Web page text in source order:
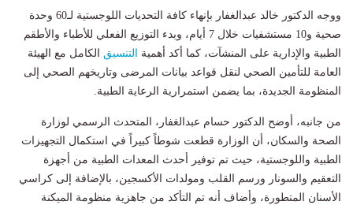
ووجه الدكتور خالد عبدالغفار بإنهاء كافة التحديات اللوجستية لـ60 وحدة
صحية و10 مستشفيات خلال 7 أيام، وبدء التوزيع الفعلي للأطباء والأطقم
الطبية والإدارية على المنشآت، كما أكد أهمية
التنسيق الكامل مع الهيئة
العامة للتأمين الصحي لنقل قواعد بيانات المرضى وتاريخهم الصحي إلى
المنظومة الجديدة، بما يضمن استمرارية الرعاية الطبية.
من جانبه، أوضح الدكتور حسام عبدالغفار، المتحدث الرسمي لوزارة
الصحة والسكان، أن الوزارة قطعت شوطاً كبيراً في استكمال التجهيزات
الطبية واللوجستية، حيث تم توفير أحدث المعدات الطبية من أجهزة
التعقيم والسونار ورسم القلب ومولدات الأكسجين، بالإضافة إلى كراسي
الأسنان المتطورة، وأضاف أنه تم التأكد من جاهزية منظومة الميكنة